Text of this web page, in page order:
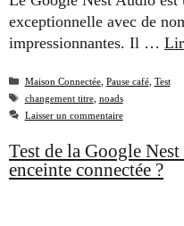
exceptionnelle avec de
impressionnantes. Il …
Catégories
Maison Connectée, Pause café, Test
Étiquettes
changement titre, noads
Laisser un commentaire
Test de la Google
enceinte connectée ?